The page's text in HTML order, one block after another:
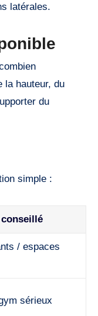
latérales.
la hauteur, du
du
simple :
conseillé
/ espaces
sérieux